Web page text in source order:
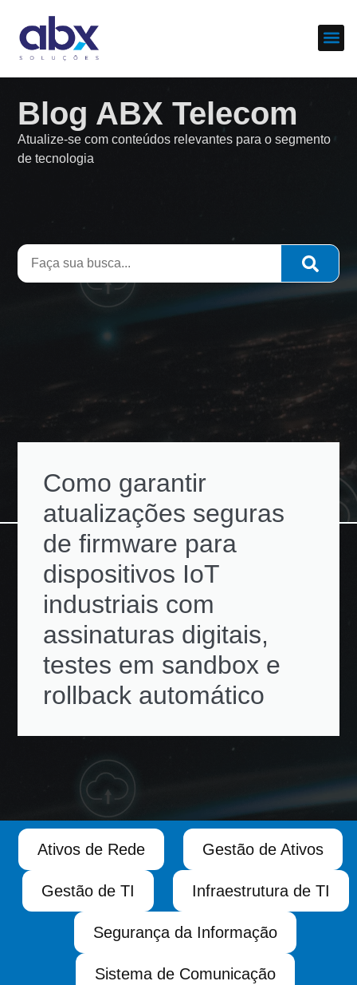
Blog ABX Telecom
Atualize-se com conteúdos relevantes para o segmento
de tecnologia
Como garantir
atualizações seguras
de firmware para
dispositivos IoT
industriais com
assinaturas digitais,
testes em sandbox e
rollback automático
Ativos de Rede Gestão de Ativos
Gestão de TI Infraestrutura de TI
Segurança da Informação
Sistema de Comunicação